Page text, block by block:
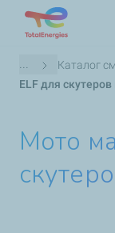
Строка
навигации
... Каталог
ELF для
Мото